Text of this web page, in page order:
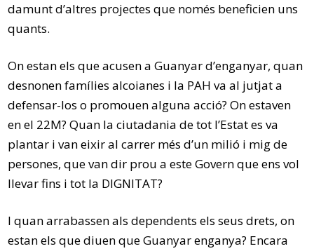
damunt d’altres projectes que només beneficien uns
quants.
On estan els que acusen a Guanyar d’enganyar, quan
desnonen famílies alcoianes i la PAH va al jutjat a
defensar-los o promouen alguna acció? On estaven
en el 22M? Quan la ciutadania de tot l’Estat es va
plantar i van eixir al carrer més d’un milió i mig de
persones, que van dir prou aesteGovern que ens vol
llevar fins i tot la DIGNITAT?
I quan arrabassen als dependents els seus drets, on
estan els que diuen que Guanyar enganya? Encara